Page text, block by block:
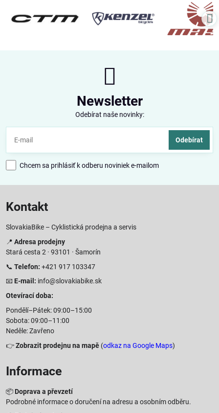
Newsletter
Odebírat naše novinky:
Odebírat
Chcem sa prihlásiť k odberu noviniek e-mailom
Kontakt
SlovakiaBike – Cyklistická prodejna a servis
📍 Adresa prodejny
Stará cesta 2 · 93101 · Šamorín
📞 Telefon: +421 917 103347
📧 E-mail: info@slovakiabike.sk
Otevírací doba:
Pondělí–Pátek: 09:00–15:00
Sobota: 09:00–11:00
Neděle: Zavřeno
👉Zobrazit prodejnu na mapě (odkaz na Google Maps)
Informace
📦 Doprava a převzetí
Podrobné informace o doručení na adresu a osobním odběru.